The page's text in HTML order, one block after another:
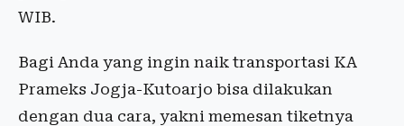
WIB.
Bagi Anda yang ingin naik transportasi KA
Prameks Jogja-Kutoarjo bisa dilakukan
dengan dua cara, yakni memesan tiketnya